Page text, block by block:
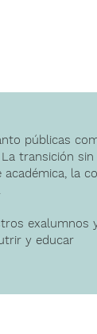
públicas
transición
la
y educar